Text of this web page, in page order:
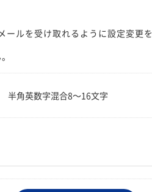
ルを受け取れるように設定変更を
半角英数字混合8〜16文字